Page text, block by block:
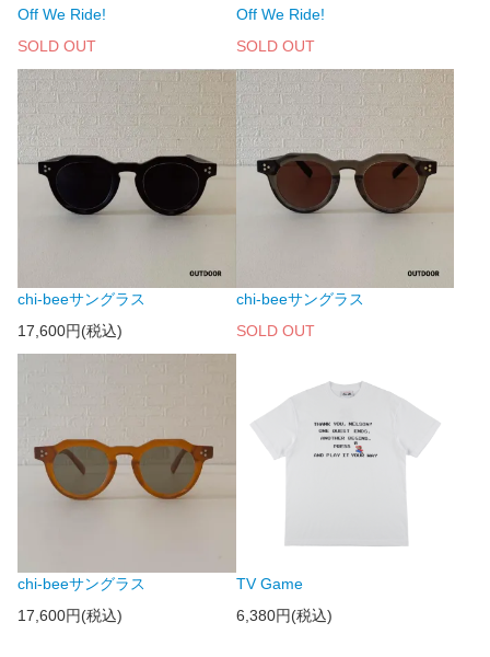
Off We Ride!
SOLD OUT
Off We Ride!
SOLD OUT
chi-beeサングラス
17,600円(税込)
chi-beeサングラス
SOLD OUT
chi-beeサングラス
17,600円(税込)
TV Game
6,380円(税込)